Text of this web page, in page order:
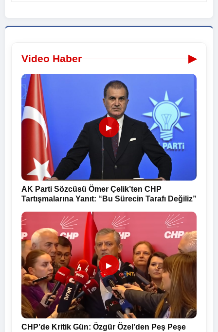
Video Haber ▶
▶
AK Parti Sözcüsü Ömer Çelik’ten CHP
Tartışmalarına Yanıt: “Bu Sürecin Tarafı Değiliz”
▶
CHP’de Kritik Gün: Özgür Özel’den Peş Peşe